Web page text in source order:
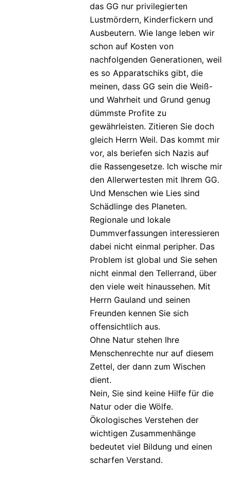
das GG nur privilegierten
Lustmördern, Kinderfickern und
Ausbeutern. Wie lange leben wir
schon auf Kosten von
nachfolgenden Generationen, weil
es so Apparatschiks gibt, die
meinen, dass GG sein die Weiß-
und Wahrheit und Grund genug
dümmste Profite zu
gewährleisten. Zitieren Sie doch
gleich Herrn Weil. Das kommt mir
vor, als beriefen sich Nazis auf
die Rassengesetze. Ich wische mir
den Allerwertesten mit Ihrem GG.
Und Menschen wie Lies sind
Schädlinge des Planeten.
Regionale und lokale
Dummverfassungen interessieren
dabei nicht einmal peripher. Das
Problem ist global und Sie sehen
nicht einmal den Tellerrand, über
den viele weit hinaussehen. Mit
Herrn Gauland und seinen
Freunden kennen Sie sich
offensichtlich aus.
Ohne Natur stehen Ihre
Menschenrechte nur auf diesem
Zettel, der dann zum Wischen
dient.
Nein, Sie sind keine Hilfe für die
Natur oder die Wölfe.
Ökologisches Verstehen der
wichtigen Zusammenhänge
bedeutet viel Bildung und einen
scharfen Verstand.